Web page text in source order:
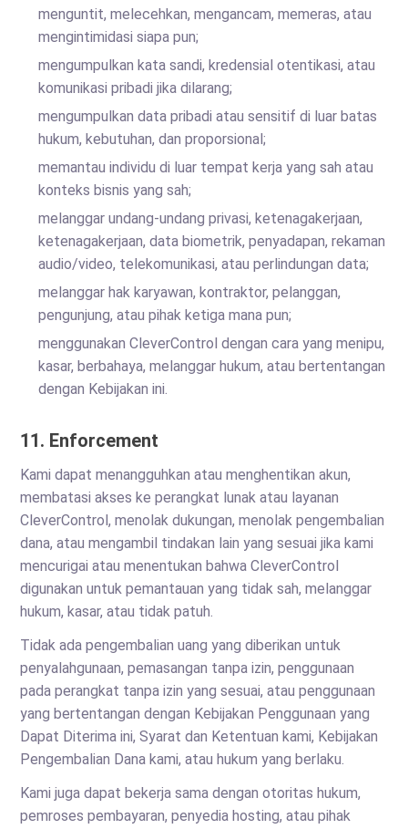
menguntit, melecehkan, mengancam, memeras, atau
mengintimidasi siapa pun;
mengumpulkan kata sandi, kredensial otentikasi, atau
komunikasi pribadi jika dilarang;
mengumpulkan data pribadi atau sensitif di luar batas
hukum, kebutuhan, dan proporsional;
memantau individu di luar tempat kerja yang sah atau
konteks bisnis yang sah;
melanggar undang-undang privasi, ketenagakerjaan,
ketenagakerjaan, data biometrik, penyadapan, rekaman
audio/video, telekomunikasi, atau perlindungan data;
melanggar hak karyawan, kontraktor, pelanggan,
pengunjung, atau pihak ketiga mana pun;
menggunakan CleverControl dengan cara yang menipu,
kasar, berbahaya, melanggar hukum, atau bertentangan
dengan Kebijakan ini.
11. Enforcement
Kami dapat menangguhkan atau menghentikan akun,
membatasi akses ke perangkat lunak atau layanan
CleverControl, menolak dukungan, menolak pengembalian
dana, atau mengambil tindakan lain yang sesuai jika kami
mencurigai atau menentukan bahwa CleverControl
digunakan untuk pemantauan yang tidak sah, melanggar
hukum, kasar, atau tidak patuh.
Tidak ada pengembalian uang yang diberikan untuk
penyalahgunaan, pemasangan tanpa izin, penggunaan
pada perangkat tanpa izin yang sesuai, atau penggunaan
yang bertentangan dengan Kebijakan Penggunaan yang
Dapat Diterima ini, Syarat dan Ketentuan kami, Kebijakan
Pengembalian Dana kami, atau hukum yang berlaku.
Kami juga dapat bekerja sama dengan otoritas hukum,
pemroses pembayaran, penyedia hosting, atau pihak